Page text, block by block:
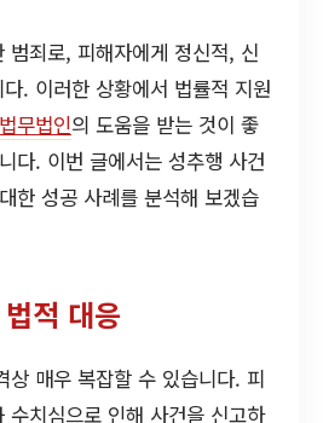
범죄로, 피해자에게 정신적, 신
. 이러한 상황에서 법률적 지원
무법인의 도움을 받는 것이 좋
다. 이번 글에서는 성추행 사건
한 성공 사례를 분석해 보겠습
적 대응
상 매우 복잡할 수 있습니다. 피
수치심으로 인해 사건을 신고하